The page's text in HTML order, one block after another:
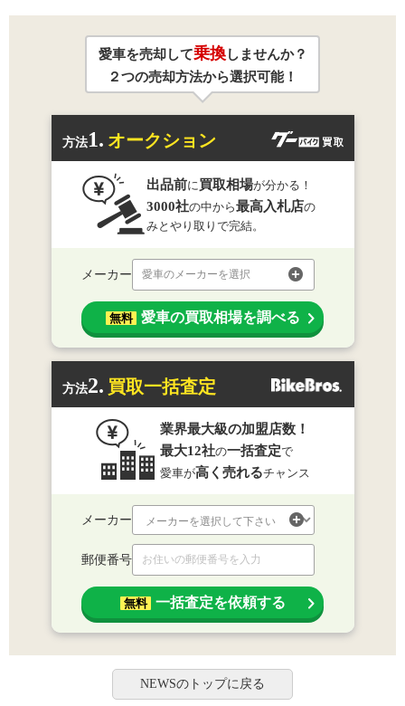
愛車を売却して乗換しませんか？
２つの売却方法から選択可能！
方法1. オークション
出品前に買取相場が分かる！
3000社の中から最高入札店の
みとやり取りで完結。
メーカー 愛車のメーカーを選択
無料 愛車の買取相場を調べる
方法2. 買取一括査定
業界最大級の加盟店数！
最大12社の一括査定で
愛車が高く売れるチャンス
メーカー
郵便番号
無料 一括査定を依頼する
NEWSのトップに戻る